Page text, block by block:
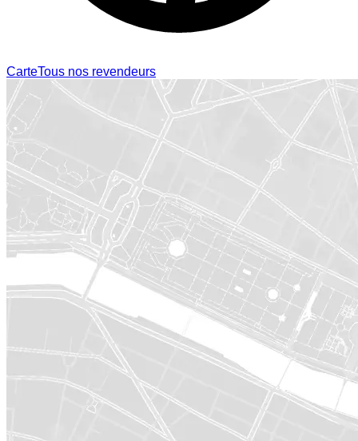
CarteTous nos revendeurs